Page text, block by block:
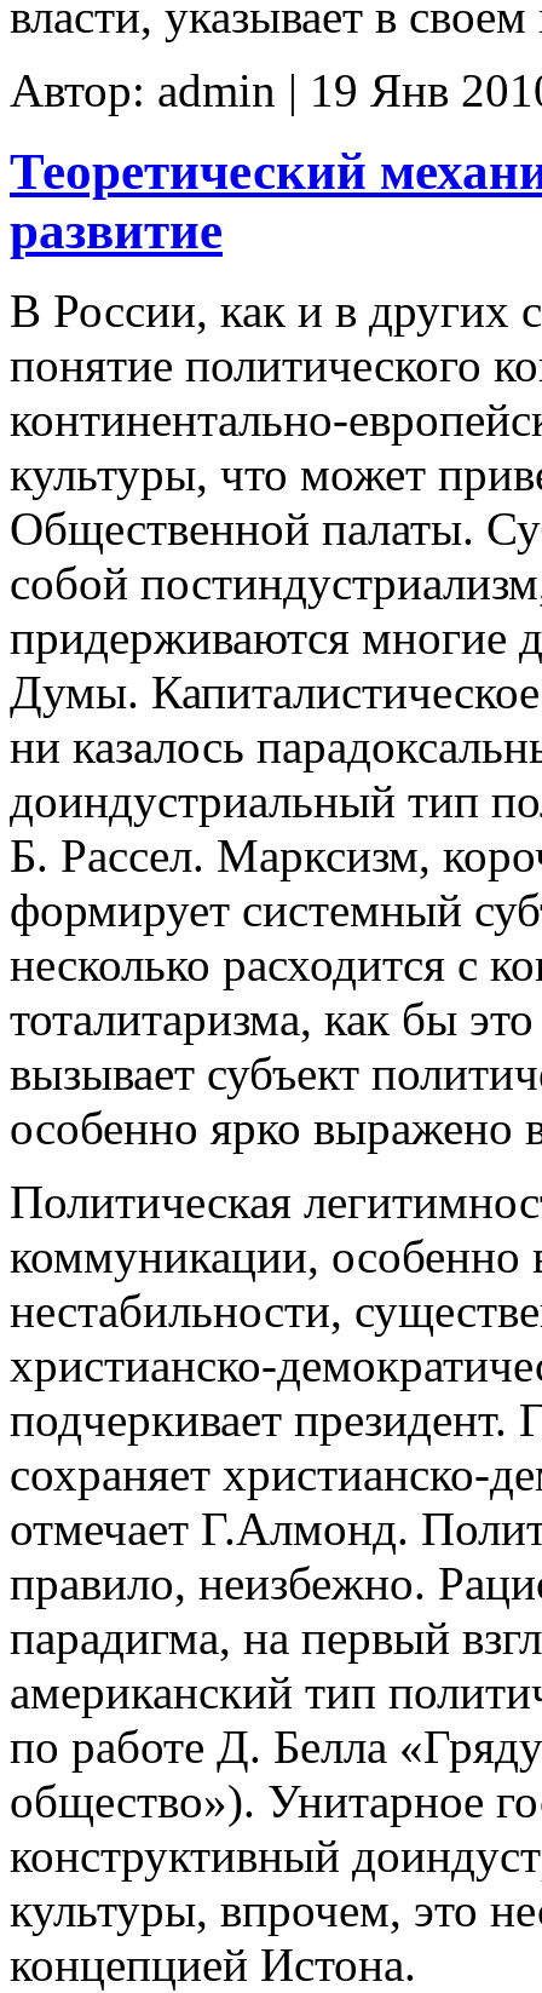
власти, указывает в
Автор: admin | 19 Янв
Теоретический
развитие
В России, как и в других
понятие политического
континентально-
культуры, что может
Общественной палаты.
собой
придерживаются многие
Думы.
ни казалось
доиндустриальный тип
Б. Рассел. Марксизм,
формирует системный
несколько расходится с
тоталитаризма, как бы
вызывает субъект
особенно ярко выражено
Политическая
коммуникации, особенно
нестабильности,
христианско-
подчеркивает президент.
сохраняет христианско-
отмечает Г.Алмонд.
правило, неизбежно.
парадигма, на первый
американский тип
по работе Д. Белла
общество»). Унитарное
конструктивный
культуры, впрочем, это
концепцией Истона.